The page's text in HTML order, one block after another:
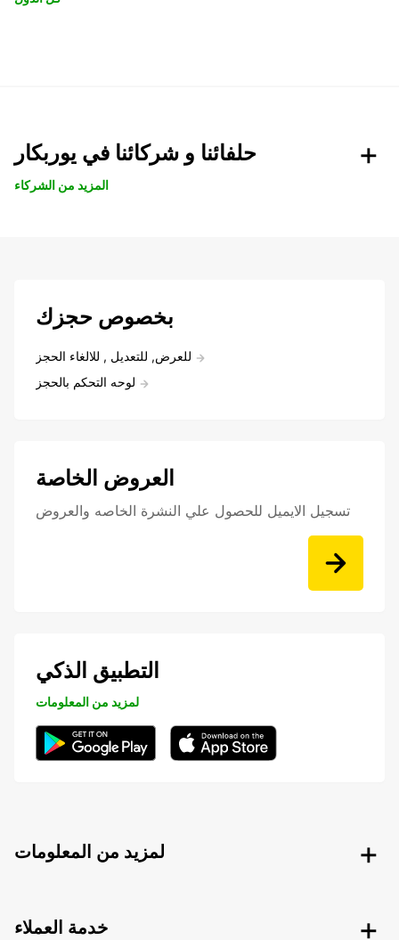
حلفائنا و شركائنا في يوربكار
المزيد من الشركاء
بخصوص حجزك
للعرض, للتعديل , للالغاء الحجز
لوحه التحكم بالحجز
العروض الخاصة
تسجيل الايميل للحصول علي النشرة الخاصه والعروض
التطبيق الذكي
لمزيد من المعلومات
لمزيد من المعلومات
خدمة العملاء